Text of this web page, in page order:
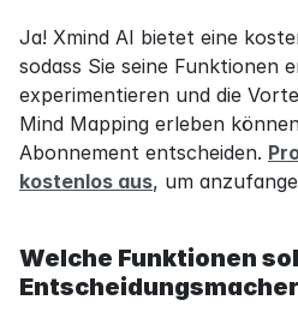
Ja! Xmind AI bietet eine
sodass Sie seine Funktionen
experimentieren und die
Mind Mapping erleben
Abonnement entscheiden.
kostenlos aus, um
Welche Funktionen